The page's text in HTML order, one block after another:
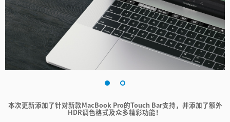
中国
Denmark
Finland
Germany
本次更新添加了针对新款MacBook Pro的Touch Bar支持，并添加了额外
HDR调色格式及众多精彩功能！